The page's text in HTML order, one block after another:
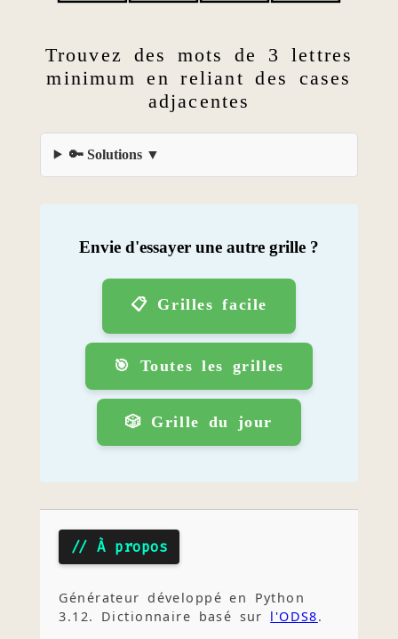
Trouvez des mots de 3 lettres
minimum en reliant des cases
adjacentes
🔑 Solutions
Envie d'essayer une autre grille ?
📋 Grilles facile
🎯 Toutes les grilles
🎲 Grille du jour
// À propos
Générateur développé en Python
3.12. Dictionnaire basé sur l'ODS8.